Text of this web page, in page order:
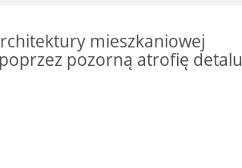
mieszkaniowej
pozorną atrofię detalu